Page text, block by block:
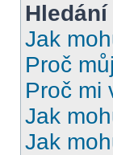
Jak
Proč
Proč mi
Jak
Jak